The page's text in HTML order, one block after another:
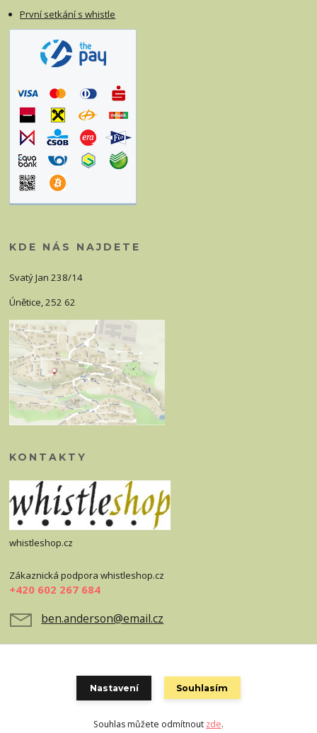
První setkání s whistle
KDE NÁS NAJDETE
Svatý Jan 238/14
Únětice, 252 62
KONTAKTY
whistleshop.cz
Zákaznická podpora whistleshop.cz
+420 602 267 684
ben.anderson@email.cz
Vytvořeno na Eshop-rychle.cz
Nastavení Souhlasím
Souhlas můžete odmítnout zde.